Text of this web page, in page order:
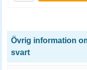
Övrig information
svart